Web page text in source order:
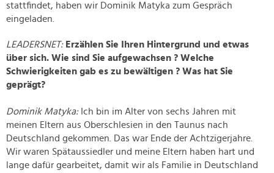
stattfindet, haben wir Dominik Matyka zum Gespräch
eingeladen.
LEADERSNET:Erzählen Sie Ihren Hintergrund und etwas
über sich. Wie sind Sie aufgewachsen ? Welche
Schwierigkeiten gab es zu bewältigen ? Was hat Sie
geprägt?
Dominik Matyka: Ich bin im Alter von sechs Jahren mit
meinen Eltern aus Oberschlesien in den Taunus nach
Deutschland gekommen. Das war Ende der Achtzigerjahre.
Wir waren Spätaussiedler und meine Eltern haben hart und
lange dafür gearbeitet, damit wir als Familie in Deutschland